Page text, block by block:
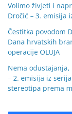
Volimo živjeti i
Dročić – 3. emisija
Čestitka povodom
Dana hrvatskih
operacije OLUJA
Nema odustajanja,
– 2. emisija iz
stereotipa prema